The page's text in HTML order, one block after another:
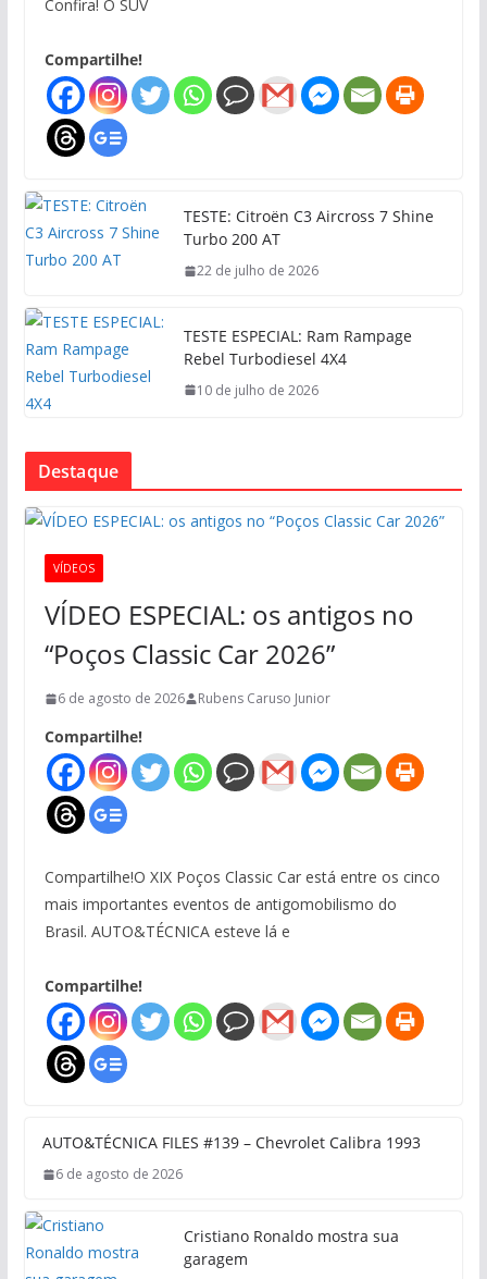
Confira! O SUV
Compartilhe!
TESTE: Citroën C3 Aircross 7 Shine
Turbo 200 AT
22 de julho de 2026
TESTE ESPECIAL: Ram Rampage
Rebel Turbodiesel 4X4
10 de julho de 2026
Destaque
VÍDEOS
VÍDEO ESPECIAL: os antigos no
“Poços Classic Car 2026”
6 de agosto de 2026 Rubens Caruso Junior
Compartilhe!
Compartilhe!O XIX Poços Classic Car está entre os cinco
mais importantes eventos de antigomobilismo do
Brasil. AUTO&TÉCNICA esteve lá e
Compartilhe!
AUTO&TÉCNICA FILES #139 – Chevrolet Calibra 1993
6 de agosto de 2026
Cristiano Ronaldo mostra sua
garagem